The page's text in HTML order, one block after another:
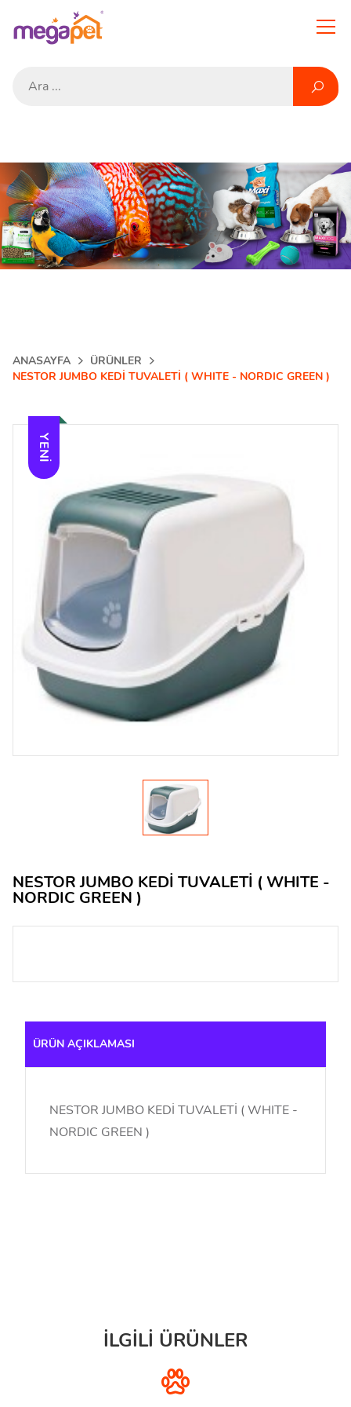
ANASAYFA
ÜRÜNLER
NESTOR JUMBO KEDİ TUVALETİ ( WHITE - NORDIC GREEN )
YENI
NESTOR JUMBO KEDİ TUVALETİ ( WHITE -
NORDIC GREEN )
ÜRÜN AÇIKLAMASI
NESTOR JUMBO KEDİ TUVALETİ ( WHITE -
NORDIC GREEN )
İLGİLİ ÜRÜNLER